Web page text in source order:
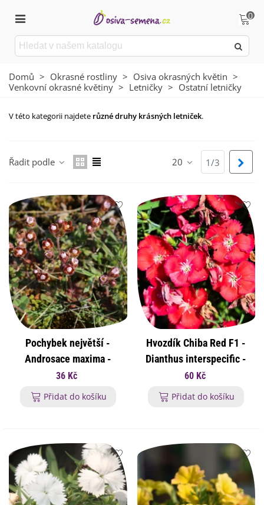
0
Domů > Okrasné rostliny > Osiva okrasných květin >
Venkovní okrasné květiny > Letničky > Ostatní letničky
V této kategorii najdete různé druhy krásných letniček.
Řadit podle 20 1/3
Pochybek největší -
Androsace maxima -
osivo pochybku - 15 ks
36 Kč
Přidat do košíku
Hvozdík Chiba Red F1 -
Dianthus interspecific -
osivo hvozdíku - 18 ks
60 Kč
Přidat do košíku